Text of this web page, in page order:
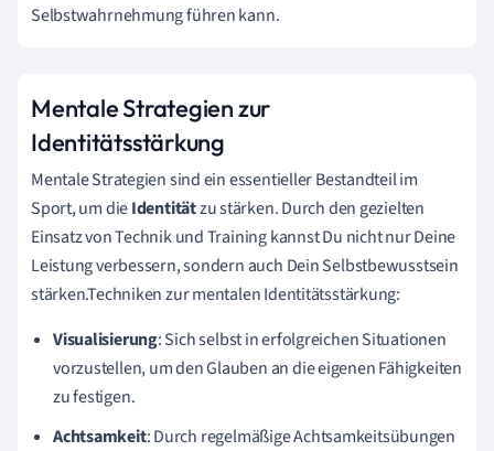
Selbstwahrnehmung führen kann.
Mentale Strategien zur
Identitätsstärkung
Mentale Strategien sind ein essentieller Bestandteil im
Sport, um dieIdentitätzu stärken. Durch den gezielten
Einsatz von Technik und Training kannst Du nicht nur Deine
Leistung verbessern, sondern auch Dein Selbstbewusstsein
stärken.Techniken zur mentalen Identitätsstärkung:
Visualisierung: Sich selbst in erfolgreichen Situationen
vorzustellen, um den Glauben an die eigenen Fähigkeiten
zu festigen.
Achtsamkeit: Durch regelmäßige Achtsamkeitsübungen